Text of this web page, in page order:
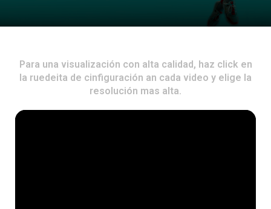
Para una visualización con alta calidad, haz click en
la ruedeita de cinfiguración an cada video y elige la
resolución mas alta.